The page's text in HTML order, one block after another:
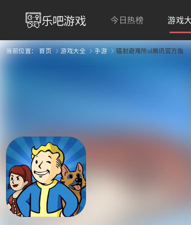
今日热榜 游戏
当前位置： 首页 游戏大全 手游 辐射避难所ol腾讯官方版